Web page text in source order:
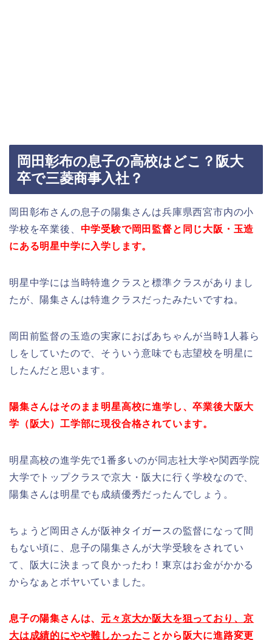
岡田彰布の息子の高校はどこ？阪大
卒で三菱商事入社？
岡田彰布さんの息子の陽集さんは兵庫県西宮市内の小
学校を卒業後、 中学受験で岡田監督と同じ大阪・玉造
にある明星中学に入学します。
明星中学には当時特進クラスと標準クラスがありまし
たが、陽集さんは特進クラスだったみたいですね。
岡田前監督の玉造の実家におばあちゃんが当時1人暮ら
しをしていたので、そういう意味でも志望校を明星に
したんだと思います。
陽集さんはそのまま明星高校に進学し、卒業後大阪大
学（阪大）工学部に現役合格されています。
明星高校の進学先で1番多いのが同志社大学や関西学院
大学でトップクラスで京大・阪大に行く学校なので、
陽集さんは明星でも成績優秀だったんでしょう。
ちょうど岡田さんが阪神タイガースの監督になって間
もない頃に、息子の陽集さんが大学受験をされてい
て、阪大に決まって良かったわ！東京はお金がかかる
からなぁとボヤいていました。
息子の陽集さんは、 元々京大か阪大を狙っており、京
大は成績的にやや難しかったことから阪大に進路変更